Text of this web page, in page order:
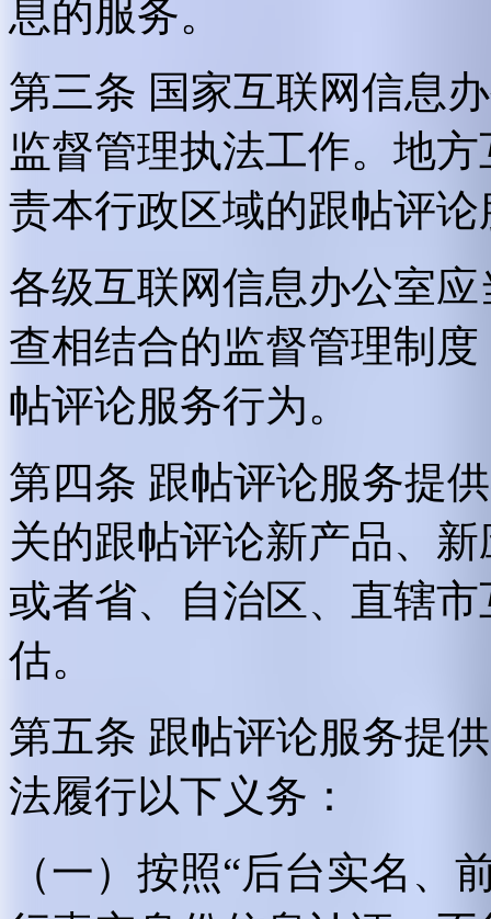
息的服务。
第三条 国家互联网信息
监督管理执法工作。地
责本行政区域的跟帖评
各级互联网信息办公室
查相结合的监督管理制
帖评论服务行为。
第四条 跟帖评论服务提
关的跟帖评论新产品、
或者省、自治区、直辖
估。
第五条 跟帖评论服务提
法履行以下义务：
（一）按照“后台实名、